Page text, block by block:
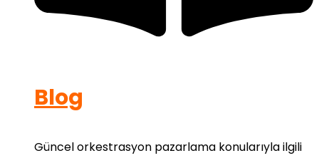
Blog
Güncel orkestrasyon pazarlama konularıyla ilgili